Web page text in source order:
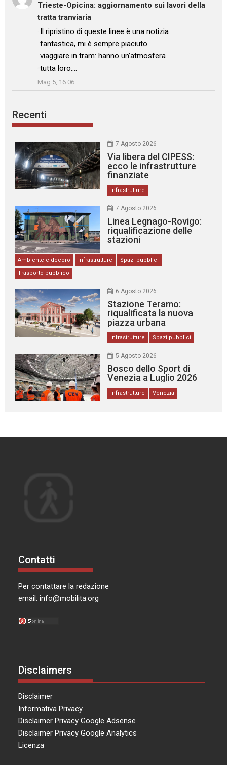
Trieste-Opicina: aggiornamento sui lavori della
tratta tranviaria
: “
Il ripristino di queste linee è una notizia
fantastica, mi è sempre piaciuto
viaggiare in tram: hanno un’atmosfera
tutta loro.…
”
Mag 5, 16:06
Recenti
7 Agosto 2026
Via libera del CIPESS:
ecco le infrastrutture
finanziate
Infrastrutture
7 Agosto 2026
Linea Legnago-Rovigo:
riqualificazione delle
stazioni
Ambiente e decoro Infrastrutture
Spazi pubblici
Trasporto pubblico
6 Agosto 2026
Stazione Teramo:
riqualificata la nuova
piazza urbana
Infrastrutture Spazi pubblici
5 Agosto 2026
Bosco dello Sport di
Venezia a Luglio 2026
Infrastrutture Venezia
Contatti
Per contattare la redazione
email:info@mobilita.org
Disclaimers
Disclaimer
Informativa Privacy
Disclaimer Privacy Google Adsense
Disclaimer Privacy Google Analytics
Licenza